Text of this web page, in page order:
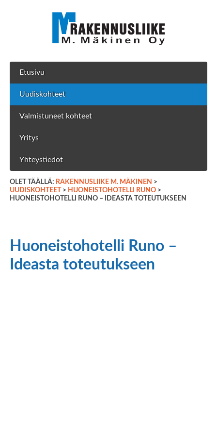
Etusivu
Uudiskohteet
Valmistuneet kohteet
Yritys
Yhteystiedot
OLET TÄÄLLÄ: RAKENNUSLIIKE M. MÄKINEN >
UUDISKOHTEET
> HUONEISTOHOTELLI RUNO >
HUONEISTOHOTELLI RUNO – IDEASTA TOTEUTUKSEEN
Huoneistohotelli Runo –
Ideasta toteutukseen